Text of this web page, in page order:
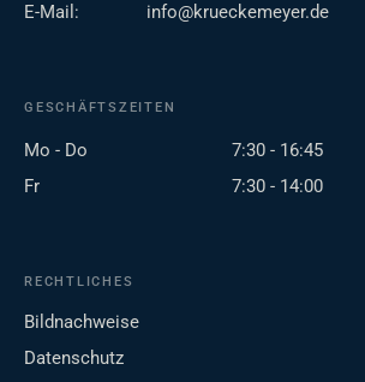
E-Mail:
info@krueckemeyer.de
GESCHÄFTSZEITEN
Mo - Do
7:30 - 16:45
Fr
7:30 - 14:00
RECHTLICHES
Bildnachweise
Datenschutz